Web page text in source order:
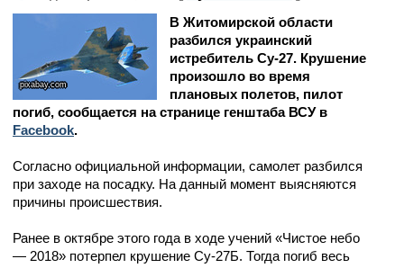
pixabay.com
В Житомирской области
разбился украинский
истребитель Су-27. Крушение
произошло во время
плановых полетов, пилот
погиб, сообщается на странице генштаба ВСУ в
Facebook.
Согласно официальной информации, самолет разбился
при заходе на посадку. На данный момент выясняются
причины происшествия.
Ранее в октябре этого года в ходе учений «Чистое небо
— 2018» потерпел крушение Су-27Б. Тогда погиб весь